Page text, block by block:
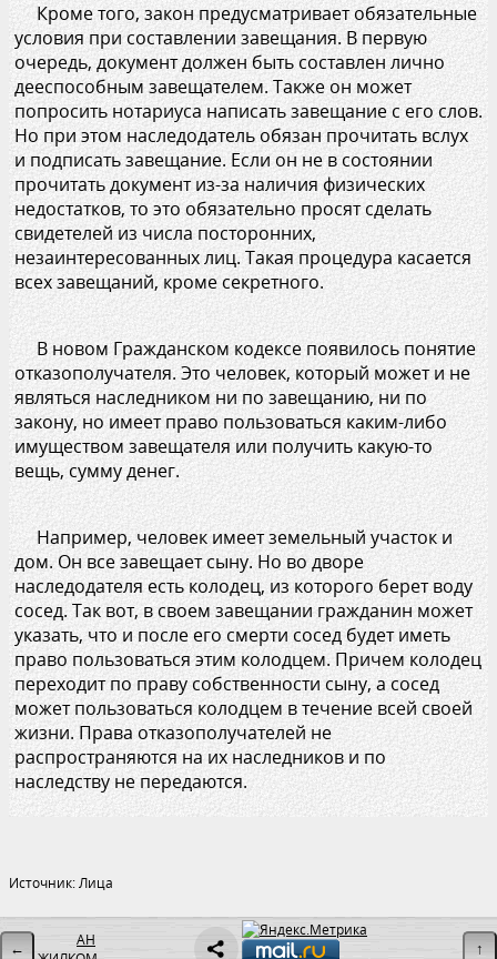
Кроме того, закон предусматривает обязательные
условия при составлении завещания. В первую
очередь, документ должен быть составлен лично
дееспособным завещателем. Также он может
попросить нотариуса написать завещание с его слов.
Но при этом наследодатель обязан прочитать вслух
и подписать завещание. Если он не в состоянии
прочитать документ из-за наличия физических
недостатков, то это обязательно просят сделать
свидетелей из числа посторонних,
незаинтересованных лиц. Такая процедура касается
всех завещаний, кроме секретного.
В новом Гражданском кодексе появилось понятие
отказополучателя. Это человек, который может и не
являться наследником ни по завещанию, ни по
закону, но имеет право пользоваться каким-либо
имуществом завещателя или получить какую-то
вещь, сумму денег.
Например, человек имеет земельный участок и
дом. Он все завещает сыну. Но во дворе
наследодателя есть колодец, из которого берет воду
сосед. Так вот, в своем завещании гражданин может
указать, что и после его смерти сосед будет иметь
право пользоваться этим колодцем. Причем колодец
переходит по праву собственности сыну, а сосед
может пользоваться колодцем в течение всей своей
жизни. Права отказополучателей не
распространяются на их наследников и по
наследству не передаются.
Источник: Лица
←
АН
↑